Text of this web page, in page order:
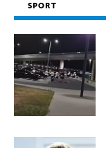
SPORT